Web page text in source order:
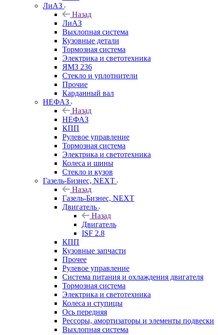
ЛиАЗ
Назад
ЛиАЗ
Выхлопная система
Кузовные детали
Тормозная система
Электрика и светотехника
ЯМЗ 236
Стекло и уплотнители
Прочие
Карданный вал
НЕФАЗ
Назад
НЕФАЗ
КПП
Рулевое управление
Тормозная система
Электрика и светотехника
Колеса и шины
Стекло и кузов
Газель-Бизнес, NEXT
Назад
Газель-Бизнес, NEXT
Двигатель
Назад
Двигатель
ISF 2.8
КПП
Кузовные запчасти
Прочее
Рулевое управление
Система питания и охлаждения двигателя
Тормозная система
Электрика и светотехника
Колеса и ступицы
Ось передняя
Рессоры, амортизаторы и элементы подвески
Выхлопная система